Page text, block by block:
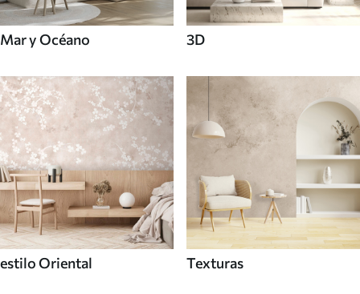
Mar y Océano 3D
estilo Oriental Texturas